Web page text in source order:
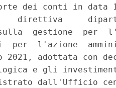
dei conti in data
direttiva
gestione  per
per  l'azione
2021, adottata con
e gli
dall'Ufficio